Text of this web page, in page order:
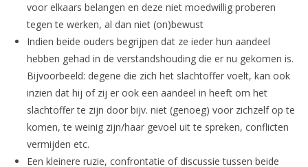
voor elkaars belangen en deze niet moedwillig proberen
tegen te werken, al dan niet (on)bewust
Indien beide ouders begrijpen dat ze ieder hun aandeel
hebben gehad in de verstandshouding die er nu gekomen is.
Bijvoorbeeld: degene die zich het slachtoffer voelt, kan ook
inzien dat hij of zij er ook een aandeel in heeft om het
slachtoffer te zijn door bijv. niet (genoeg) voor zichzelf op te
komen, te weinig zijn/haar gevoel uit te spreken, conflicten
vermijden etc.
Een kleinere ruzie, confrontatie of discussie tussen beide